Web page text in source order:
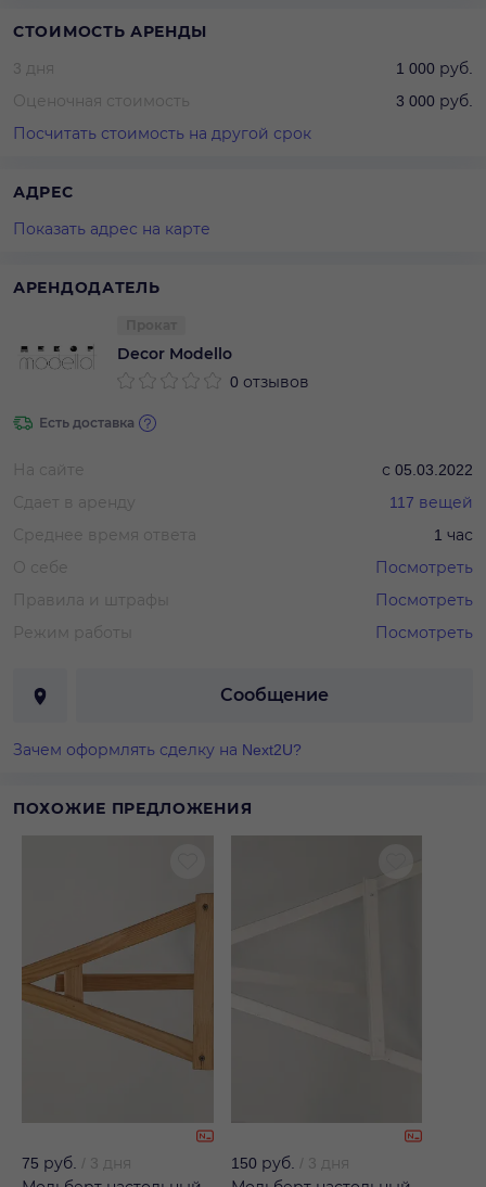
СТОИМОСТЬ АРЕНДЫ
3 дня
1 000 руб.
Оценочная стоимость
3 000 руб.
Посчитать стоимость на другой срок
АДРЕС
Показать адрес на карте
АРЕНДОДАТЕЛЬ
Decor Modello
0 отзывов
Есть доставка
На сайте с 05.03.2022
Сдает в аренду
117 вещей
Среднее время ответа
1 час
О себе
Посмотреть
Правила и штрафы
Посмотреть
Режим работы
Посмотреть
Сообщение
Зачем оформлять сделку на Next2U?
ПОХОЖИЕ ПРЕДЛОЖЕНИЯ
75 руб. / 3 дня
150 руб. / 3 дня